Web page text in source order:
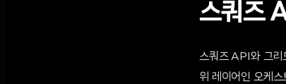
스쿼즈
스쿼즈 API와 그리
위 레이어인 오케